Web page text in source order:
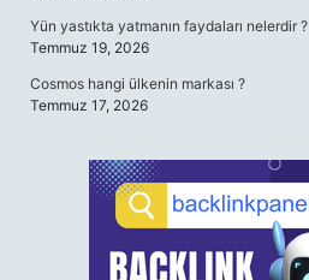
Yün yastıkta yatmanın faydaları nelerdir ?
Temmuz 19, 2026
Cosmos hangi ülkenin markası ?
Temmuz 17, 2026